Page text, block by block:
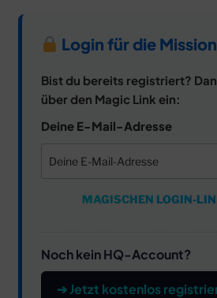
Login für die
Bist du bereits registriert?
über den Magic Link ein:
Deine E-Mail-Adresse
MAGISCHEN LOGIN-
Noch kein HQ-Account?
➔ Jetzt kostenlos